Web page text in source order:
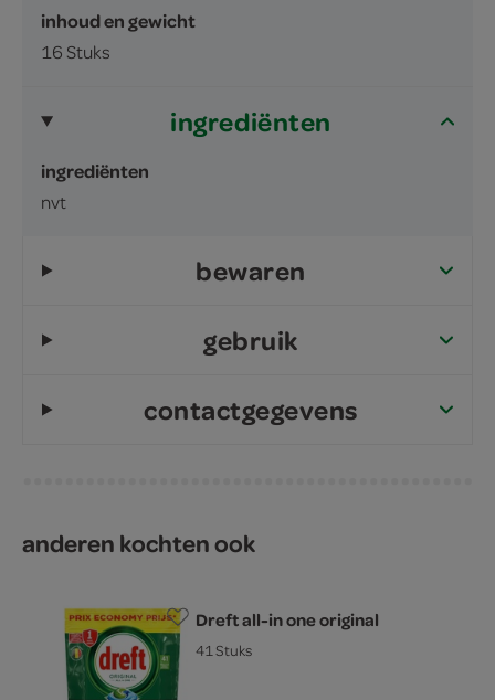
inhoud en gewicht
16 Stuks
ingrediënten
ingrediënten
nvt
bewaren
gebruik
contactgegevens
anderen kochten ook
Dreft all-in one original
41 Stuks